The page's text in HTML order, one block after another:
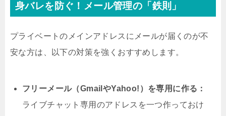
身バレを防ぐ！メール管理の「鉄則」
プライベートのメインアドレスにメールが届くのが不
安な方は、以下の対策を強くおすすめします。
フリーメール（GmailやYahoo!）を専用に作る：
ライブチャット専用のアドレスを一つ作っておけ